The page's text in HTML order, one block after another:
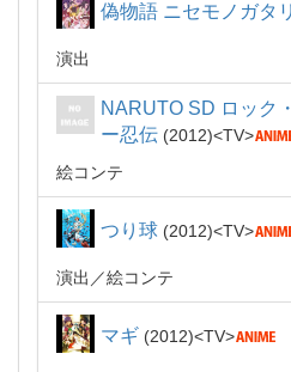
偽物語 ニセモノガタリ
演出
NARUTO SD ロック
ー忍伝
2012
TV
絵コンテ
つり球 2012 TV
演出 絵コンテ
マギ 2012 TV